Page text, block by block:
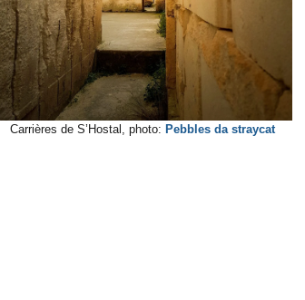
Carrières de S’Hostal, photo: Pebbles da straycat